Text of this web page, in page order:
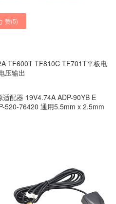
赞(5)
TF600T TF810C TF701T平板电
压输出
配器 19V4.74A ADP-90YB E
520-76420 通用5.5mm x 2.5mm